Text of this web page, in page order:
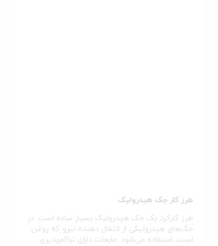
طرز کار جک هیدرولیک
طرز کارکرد یک جک‌ هیدرولیک بسیار ساده است. در
جک‌های هیدرولیکی از انتقال دهنده نیرو که روغن
است، استفاده می‌شود. مایعات دارای تراکم‌پذیری